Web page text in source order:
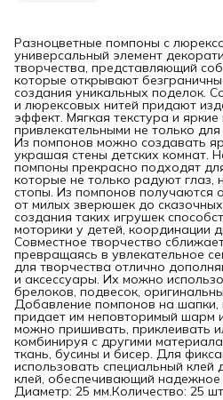
Разноцветные помпоны с
универсальный элемент
творчества, представляющий
которые открывают
создания уникальных поделок.
и люрексовых нитей придают
эффект. Мягкая текстура и
привлекательными не только
Из помпонов можно создавать
украшая стены детских комнат.
помпоны прекрасно подходят
которые не только радуют глаз,
стопы. Из помпонов получаются
от милых зверюшек до
создания таких игрушек
моторики у детей, координации
Совместное творчество
превращаясь в увлекательное
для творчества отлично
и аксессуары. Их можно
брелоков, подвесок,
Добавление помпонов на
придает им неповторимый шарм
можно пришивать, приклеивать
комбинируя с другими
ткань, бусины и бисер. Для
использовать специальный клей
клей, обеспечивающий надежное
Диаметр: 25 мм.Количество: 25